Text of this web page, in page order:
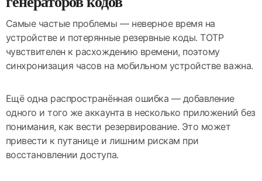
Самые частые проблемы — неверное время на
устройстве и потерянные резервные коды. TOTP
чувствителен к расхождению времени, поэтому
синхронизация часов на мобильном устройстве важна.
Ещё одна распространённая ошибка — добавление
одного и того же аккаунта в несколько приложений без
понимания, как вести резервирование. Это может
привести к путанице и лишним рискам при
восстановлении доступа.